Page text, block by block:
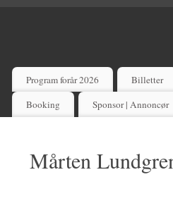
Program forår 2026 Billetter
Booking
Sponsor | Annoncør
Mårten